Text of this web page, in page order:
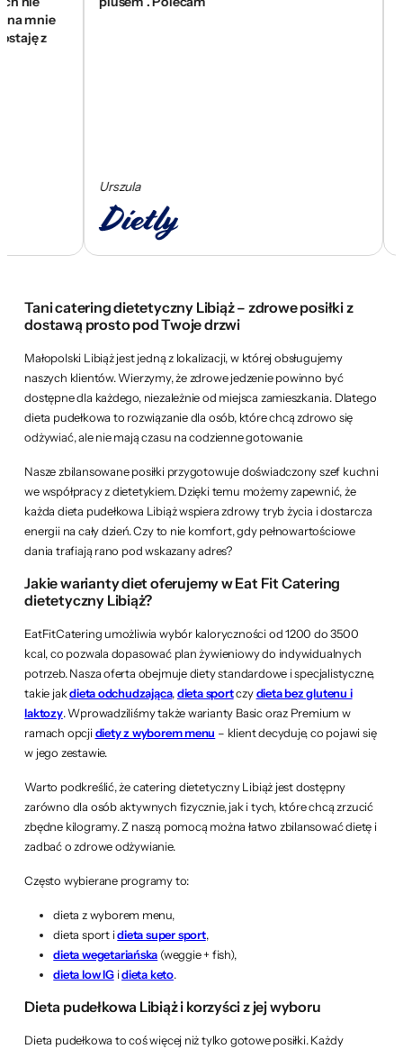
z
Urszula
Tani catering dietetyczny Libiąż – zdrowe posiłki z
dostawą prosto pod Twoje drzwi
Małopolski Libiąż jest jedną z lokalizacji, w której obsługujemy
naszych klientów. Wierzymy, że zdrowe jedzenie powinno być
dostępne dla każdego, niezależnie od miejsca zamieszkania. Dlatego
dieta pudełkowa to rozwiązanie dla osób, które chcą zdrowo się
odżywiać, ale nie mają czasu na codzienne gotowanie.
Nasze zbilansowane posiłki przygotowuje doświadczony szef kuchni
we współpracy z dietetykiem. Dzięki temu możemy zapewnić, że
każda dieta pudełkowa Libiąż wspiera zdrowy tryb życia i dostarcza
energii na cały dzień. Czy to nie komfort, gdy pełnowartościowe
dania trafiają rano pod wskazany adres?
Jakie warianty diet oferujemy w Eat Fit Catering
dietetyczny Libiąż?
EatFitCatering umożliwia wybór kaloryczności od 1200 do 3500
kcal, co pozwala dopasować plan żywieniowy do indywidualnych
potrzeb. Nasza oferta obejmuje diety standardowe i specjalistyczne,
takie jakdieta odchudzająca,dieta sportczydieta bez glutenu i
laktozy. Wprowadziliśmy także warianty Basic oraz Premium w
ramach opcjidiety z wyborem menu – klient decyduje, co pojawi się
w jego zestawie.
Warto podkreślić, że catering dietetyczny Libiąż jest dostępny
zarówno dla osób aktywnych fizycznie, jak i tych, które chcą zrzucić
zbędne kilogramy. Z naszą pomocą można łatwo zbilansować dietę i
zadbać o zdrowe odżywianie.
Często wybierane programy to:
dieta z wyborem menu,
dieta sport idieta super sport,
dieta wegetariańska (weggie + fish),
dieta low IGidieta keto.
Dieta pudełkowa Libiąż i korzyści z jej wyboru
Dieta pudełkowa to coś więcej niż tylko gotowe posiłki. Każdy